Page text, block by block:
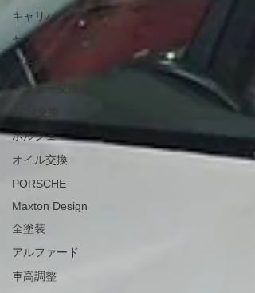
キャリパー塗装
ヤフオク販売
パーツ販売
マフラー交換
ポルシェ
オイル交換
PORSCHE
Maxton Design
全塗装
アルファード
車高調整